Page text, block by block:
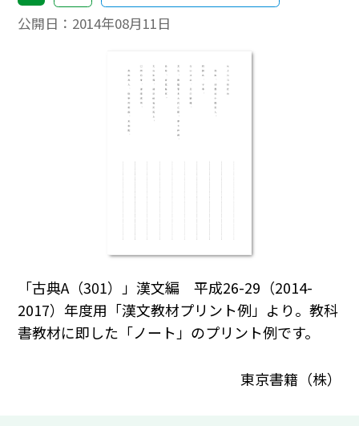
公開日： 2014年08月11日
「古典A（301）」漢文編 平成26-29（2014-
2017）年度用「漢文教材プリント例」より。教科
書教材に即した「ノート」のプリント例です。
東京書籍（株）